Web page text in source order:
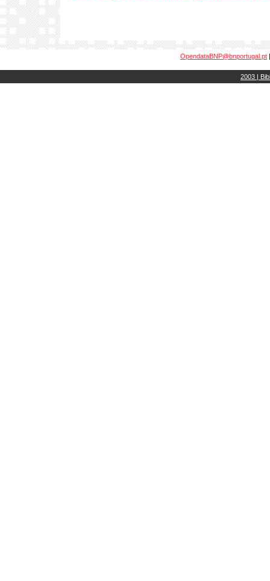
OpendataBNP@bnportugal.pt
2003 |